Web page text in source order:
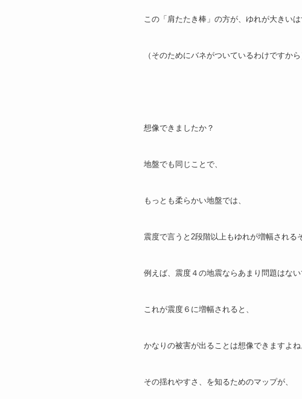
この「肩たたき棒」の方が、ゆれが大きいは
（そのためにバネがついているわけですから
想像できましたか？
地盤でも同じことで、
もっとも柔らかい地盤では、
震度で言うと2段階以上もゆれが増幅される
例えば、震度４の地震ならあまり問題はない
これが震度６に増幅されると、
かなりの被害が出ることは想像できますよね
その揺れやすさ、を知るためのマップが、